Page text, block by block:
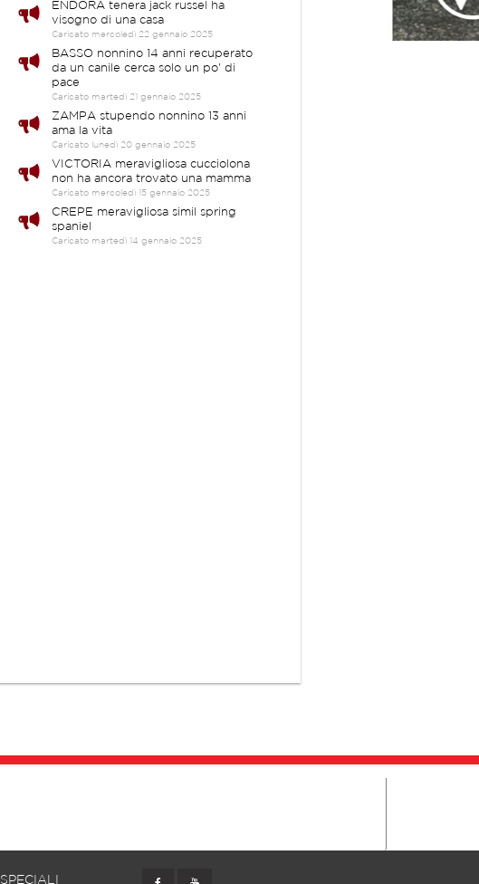
ENDORA tenera jack russel ha
visogno di una casa
Caricato mercoledì 22 gennaio 2025
BASSO nonnino 14 anni recuperato
da un canile cerca solo un po' di
pace
Caricato martedì 21 gennaio 2025
ZAMPA stupendo nonnino 13 anni
ama la vita
Caricato lunedì 20 gennaio 2025
VICTORIA meravigliosa cucciolona
non ha ancora trovato una mamma
Caricato mercoledì 15 gennaio 2025
CREPE meravigliosa simil spring
spaniel
Caricato martedì 14 gennaio 2025
SPECIALI